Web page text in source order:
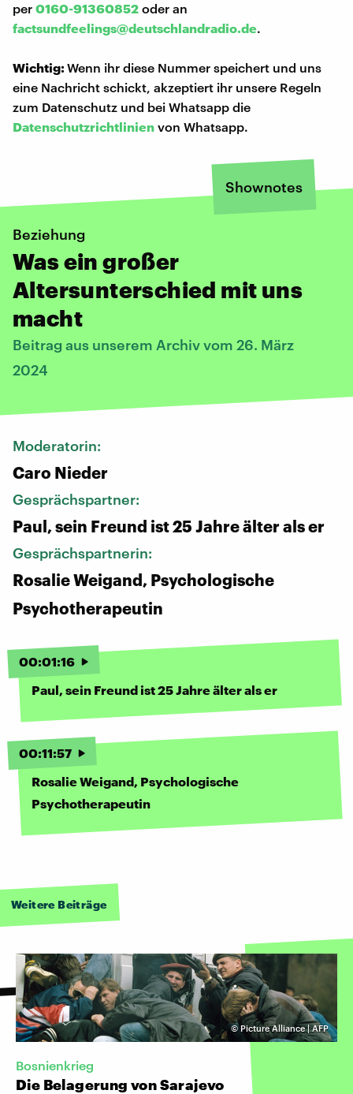
per 0160-91360852 oder an
factsundfeelings@deutschlandradio.de.
Wichtig:Wenn ihr diese Nummer speichert und uns
eine Nachricht schickt, akzeptiert ihr unsere Regeln
zum Datenschutz und bei Whatsapp die
Datenschutzrichtlinien von Whatsapp.
Shownotes
Beziehung
Was ein großer
Altersunterschied mit uns
macht
Beitrag aus unserem Archiv vom 26. März
2024
Moderatorin:
Caro Nieder
Gesprächspartner:
Paul, sein Freund ist 25 Jahre älter als er
Gesprächspartnerin:
Rosalie Weigand, Psychologische
Psychotherapeutin
00:01:16
Paul, sein Freund ist 25 Jahre älter als er
00:11:57
Rosalie Weigand, Psychologische
Psychotherapeutin
Weitere Beiträge
©Picture Alliance | AFP
Bosnienkrieg
Die Belagerung von Sarajevo